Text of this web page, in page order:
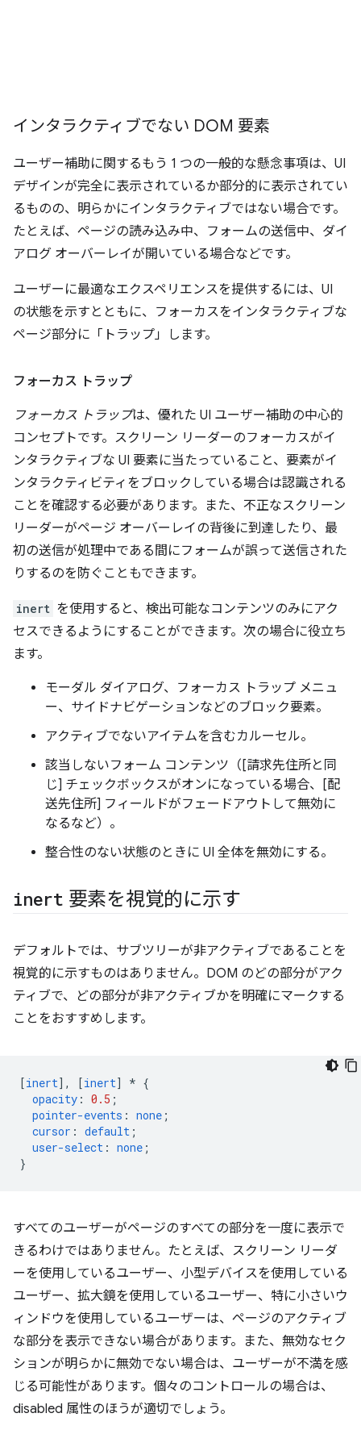
インタラクティブでない DOM 要素
ユーザー補助に関するもう 1 つの一般的な懸念事項は、UI
デザインが完全に表示されているか部分的に表示されてい
るものの、明らかにインタラクティブではない場合です。
たとえば、ページの読み込み中、フォームの送信中、ダイ
アログ オーバーレイが開いている場合などです。
ユーザーに最適なエクスペリエンスを提供するには、UI
の状態を示すとともに、フォーカスをインタラクティブな
ページ部分に「トラップ」します。
フォーカス トラップ
フォーカス トラップは、優れた UI ユーザー補助の中心的
コンセプトです。スクリーン リーダーのフォーカスがイ
ンタラクティブな UI 要素に当たっていること、要素がイ
ンタラクティビティをブロックしている場合は認識される
ことを確認する必要があります。また、不正なスクリーン
リーダーがページ オーバーレイの背後に到達したり、最
初の送信が処理中である間にフォームが誤って送信された
りするのを防ぐこともできます。
inert を使用すると、検出可能なコンテンツのみにアク
セスできるようにすることができます。次の場合に役立ち
ます。
モーダル ダイアログ、フォーカス トラップ メニュ
ー、サイドナビゲーションなどのブロック要素。
アクティブでないアイテムを含むカルーセル。
該当しないフォーム コンテンツ（[請求先住所と同
じ] チェックボックスがオンになっている場合、[配
送先住所] フィールドがフェードアウトして無効に
なるなど）。
整合性のない状態のときに UI 全体を無効にする。
inert 要素を視覚的に示す
デフォルトでは、サブツリーが非アクティブであることを
視覚的に示すものはありません。DOM のどの部分がアク
ティブで、どの部分が非アクティブかを明確にマークする
ことをおすすめします。
[inert], [inert] * {
opacity : 0.5 ;
pointer-events : none ;
cursor : default ;
user-select : none ;
}
すべてのユーザーがページのすべての部分を一度に表示で
きるわけではありません。たとえば、スクリーン リーダ
ーを使用しているユーザー、小型デバイスを使用している
ユーザー、拡大鏡を使用しているユーザー、特に小さいウ
ィンドウを使用しているユーザーは、ページのアクティブ
な部分を表示できない場合があります。また、無効なセク
ションが明らかに無効でない場合は、ユーザーが不満を感
じる可能性があります。個々のコントロールの場合は、
disabled 属性のほうが適切でしょう。